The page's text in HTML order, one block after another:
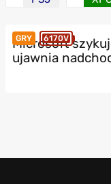
GRY 6170V
Microsoft
ujawnia